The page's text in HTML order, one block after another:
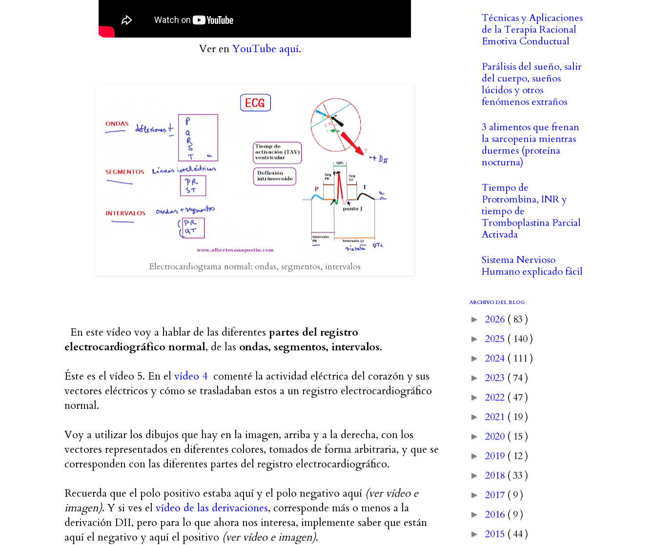
Ver enYouTube aquí.
Electrocardiograma normal: ondas, segmentos, intervalos
En este vídeo voy a hablar de las diferentes partes del registro
electrocardiográfico normal, de las ondas, segmentos, intervalos.
Éste es el vídeo 5. En el vídeo 4 comenté la actividad eléctrica del corazón y sus
vectores eléctricos y cómo se trasladaban estos a un registro electrocardiográfico
normal.
Voy a utilizar los dibujos que hay en la imagen, arriba y a la derecha, con los
vectores representados en diferentes colores, tomados de forma arbitraria, y que se
corresponden con las diferentes partes del registro electrocardiográfico.
Recuerda que el polo positivo estaba aquí y el polo negativo aquí (ver vídeo e
imagen). Y si ves el vídeo de las derivaciones, corresponde más o menos a la
derivación DII, pero para lo que ahora nos interesa, implemente saber que están
aquí el negativo y aquí el positivo (ver vídeo e imagen).
Técnicas y Aplicaciones
de la Terapia Racional
Emotiva Conductual
Parálisis del sueño, salir
del cuerpo, sueños
lúcidos y otros
fenómenos extraños
3 alimentos que frenan
la sarcopenia mientras
duermes (proteína
nocturna)
Tiempo de
Protrombina, INR y
tiempo de
Tromboplastina Parcial
Activada
Sistema Nervioso
Humano explicado fácil
ARCHIVO DEL BLOG
► 2026 ( 83 )
► 2025 ( 140 )
► 2024 ( 111 )
► 2023 ( 74 )
► 2022 ( 47 )
► 2021 ( 19 )
► 2020 ( 15 )
► 2019 ( 12 )
► 2018 ( 33 )
► 2017 ( 9 )
► 2016 ( 9 )
► 2015 ( 44 )